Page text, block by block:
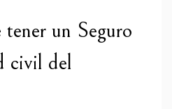
un Seguro
civil del